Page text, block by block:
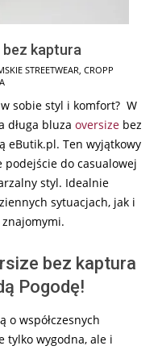
bez kaptura
STREETWEAR, CROPP
sobie styl i komfort? W
długa bluza oversize bez
eButik.pl. Ten wyjątkowy
podejście do casualowej
styl. Idealnie
sytuacjach, jak i
bez kaptura
Pogodę!
o współczesnych
tylko wygodna, ale i